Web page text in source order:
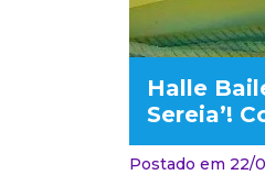
Halle
Sereia’!
Postado em 22/